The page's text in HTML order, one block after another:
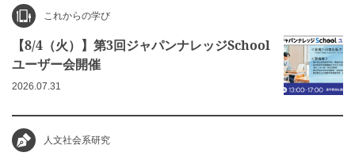
これからの学び
【8/4（火）】第3回ジャパンナレッジSchool
ユーザー会開催
2026.07.31
人文社会系研究